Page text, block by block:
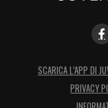
SCARICA L’APP DI
PRIVACY